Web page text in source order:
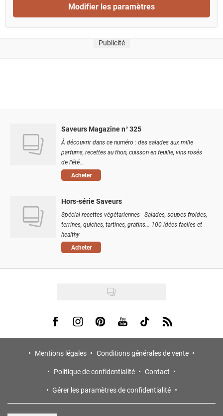
Modifier les paramètres
Publicité
Saveurs Magazine n° 325
À découvrir dans ce numéro : des salades aux mille
parfums, recettes au thon, cuisson en feuille, vins rosés
de l'été...
Acheter
Hors-série Saveurs
Spécial recettes végétariennes - Salades, soupes froides,
terrines, quiches, tartines, gratins... 100 idées faciles et
healthy
Acheter
Visit us on Facebook
Visit us on Instagram
Visit us on Pinterest
Visit us on Youtube
Visit us on Tiktok
Visit us on Rss
Mentions légales
Conditions générales de vente
Politique de confidentialité
Contact
Gérer les paramètres de confidentialité